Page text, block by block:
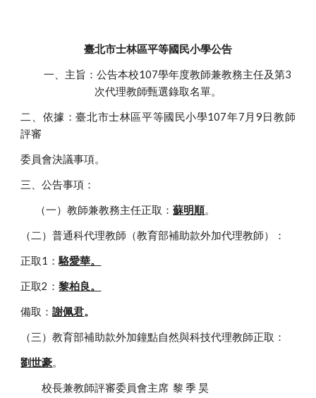
臺北市士林區平等國民小學公告
一、主旨：公告本校107學年度教師兼教務主任及第3
次代理教師甄選錄取名單。
二、依據：臺北市士林區平等國民小學107年7月9日教師
評審
委員會決議事項。
三、公告事項：
       （一）教師兼教務主任正取：
蘇明順。
（二）普通科代理教師（教育部補助款外加代理教師）：
正取1：駱愛華。
正取2：黎柏良。
備取：謝佩君。
（三）教育部補助款外加鐘點自然與科技代理教師正取：
劉世豪。
          校長兼教師評審委員會主席  黎 季 昊